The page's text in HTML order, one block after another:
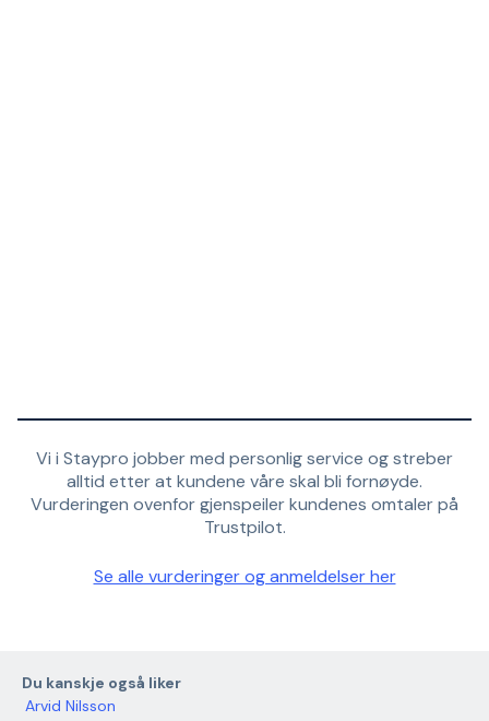
Vi i Staypro jobber med personlig service og streber
alltid etter at kundene våre skal bli fornøyde.
Vurderingen ovenfor gjenspeiler kundenes omtaler på
Trustpilot.
Se alle vurderinger og anmeldelser her
Du kanskje også liker
Arvid Nilsson